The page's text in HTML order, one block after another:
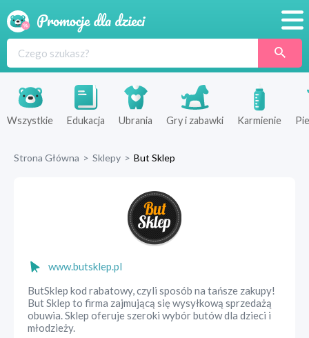
Produkty
Sklepy
Wszystkie Edukacja Ubrania Gry i zabawki Karmienie
Strona Główna > Sklepy > But Sklep
www.butsklep.pl
ButSklep kod rabatowy, czyli sposób na tańsze zakupy!
But Sklep to firma zajmującą się wysyłkową sprzedażą
obuwia. Sklep oferuje szeroki wybór butów dla dzieci i
młodzieży.